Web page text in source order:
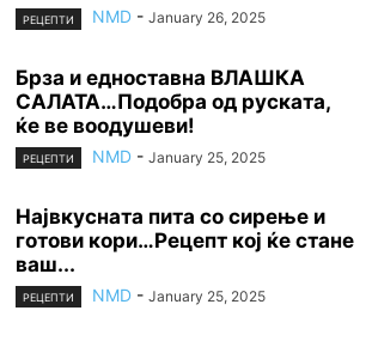
РЕЦЕПТИ NMD - January 26, 2025
Брза и едноставна ВЛАШКА
САЛАТА…Подобра од руската,
ќе ве воодушеви!
РЕЦЕПТИ NMD - January 25, 2025
Највкусната пита со сирење и
готови кори…Рецепт кој ќе стане
ваш...
РЕЦЕПТИ NMD - January 25, 2025